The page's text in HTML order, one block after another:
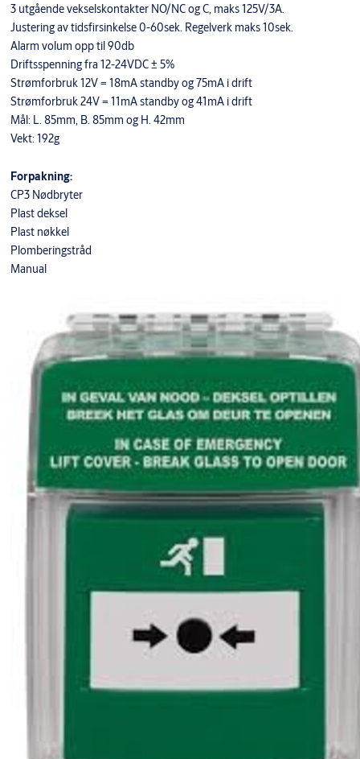
3 utgående vekselskontakter NO/NC og C, maks 125V/3A.
Justering av tidsfirsinkelse 0-60sek. Regelverk maks 10sek.
Alarm volum opp til 90db
Driftsspenning fra 12-24VDC ± 5%
Strømforbruk 12V = 18mA standby og 75mA i drift
Strømforbruk 24V = 11mA standby og 41mA i drift
Mål: L. 85mm, B. 85mm og H. 42mm
Vekt: 192g
Forpakning:
CP3 Nødbryter
Plast deksel
Plast nøkkel
Plomberingstråd
Manual